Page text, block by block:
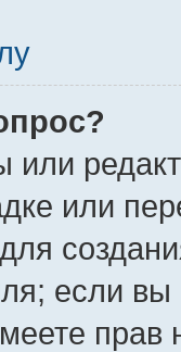
или
или
если
прав